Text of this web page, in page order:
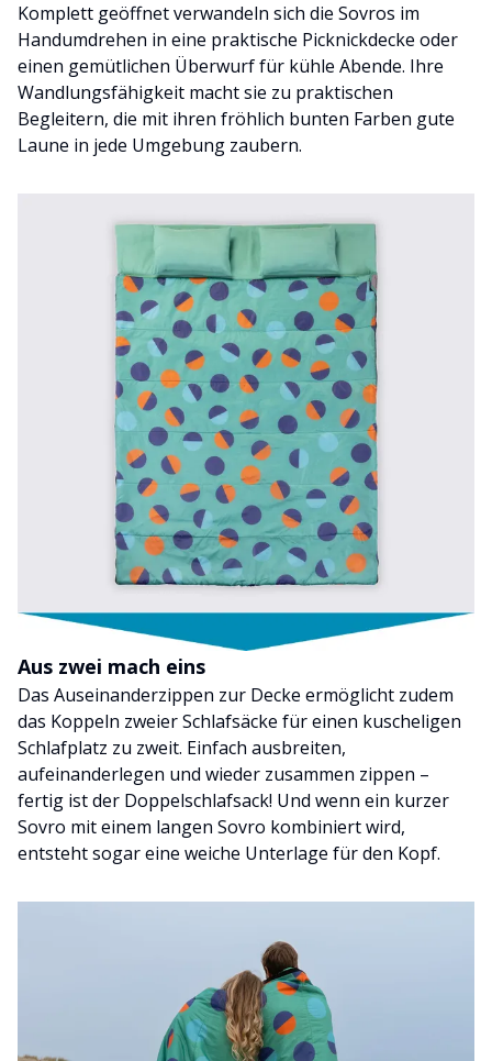
Komplett geöffnet verwandeln sich die Sovros im
Handumdrehen in eine praktische Picknickdecke oder
einen gemütlichen Überwurf für kühle Abende. Ihre
Wandlungsfähigkeit macht sie zu praktischen
Begleitern, die mit ihren fröhlich bunten Farben gute
Laune in jede Umgebung zaubern.
Aus zwei mach eins
Das Auseinanderzippen zur Decke ermöglicht zudem
das Koppeln zweier Schlafsäcke für einen kuscheligen
Schlafplatz zu zweit. Einfach ausbreiten,
aufeinanderlegen und wieder zusammen zippen –
fertig ist der Doppelschlafsack! Und wenn ein kurzer
Sovro mit einem langen Sovro kombiniert wird,
entsteht sogar eine weiche Unterlage für den Kopf.